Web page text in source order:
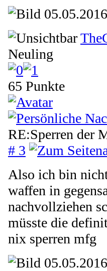
Neuling
65 Punkte
RE:Sperren der
# 3
Also ich bin
waffen in
nachvollziehen
müsste die
nix sperren mfg